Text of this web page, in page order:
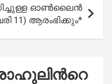
ഓൺലൈൻ
11) ആരംഭിക്കും*